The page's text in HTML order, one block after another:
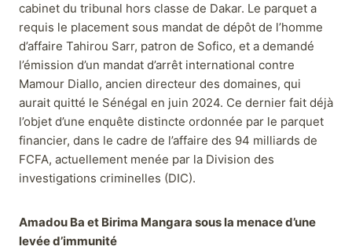
cabinet du tribunal hors classe de Dakar. Le parquet a
requis le placement sous mandat de dépôt de l’homme
d’affaire Tahirou Sarr, patron de Sofico, et a demandé
l’émission d’un mandat d’arrêt international contre
Mamour Diallo, ancien directeur des domaines, qui
aurait quitté le Sénégal en juin 2024. Ce dernier fait déjà
l’objet d’une enquête distincte ordonnée par le parquet
financier, dans le cadre de l’affaire des 94 milliards de
FCFA, actuellement menée par la Division des
investigations criminelles (DIC).
Amadou Ba et Birima Mangara sous la menace d’une
levée d’immunité